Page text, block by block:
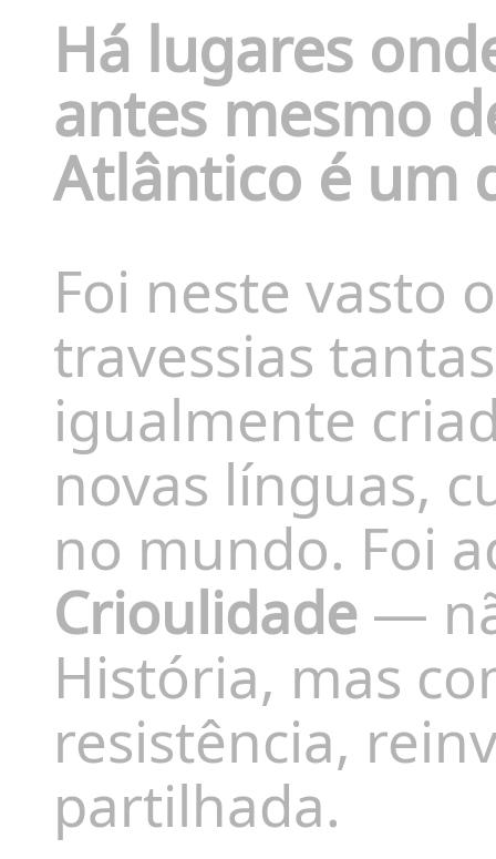
Há lugares
antes mesmo
Atlântico é um
Foi neste vasto
travessias
igualmente
novas línguas,
no mundo. Foi
Crioulidade—
História, mas
resistência,
partilhada.